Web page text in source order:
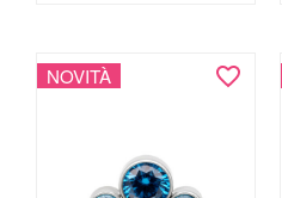
NOVITÀ